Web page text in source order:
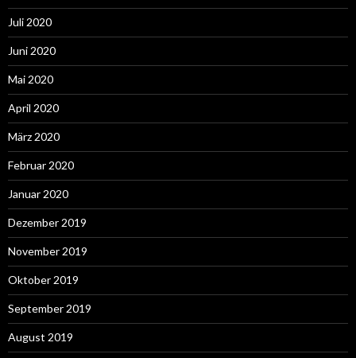
Juli 2020
Juni 2020
Mai 2020
April 2020
März 2020
Februar 2020
Januar 2020
Dezember 2019
November 2019
Oktober 2019
September 2019
August 2019